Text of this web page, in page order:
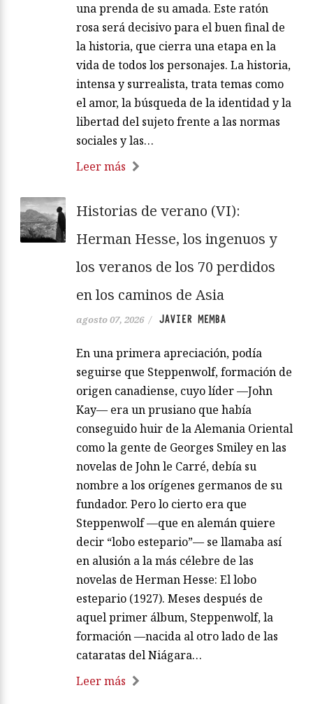
una prenda de su amada. Este ratón
rosa será decisivo para el buen final de
la historia, que cierra una etapa en la
vida de todos los personajes. La historia,
intensa y surrealista, trata temas como
el amor, la búsqueda de la identidad y la
libertad del sujeto frente a las normas
sociales y las…
Leer más
Historias de verano (VI):
Herman Hesse, los ingenuos y
los veranos de los 70 perdidos
en los caminos de Asia
agosto 07, 2026 / JAVIER MEMBA
En una primera apreciación, podía
seguirse que Steppenwolf, formación de
origen canadiense, cuyo líder —John
Kay— era un prusiano que había
conseguido huir de la Alemania Oriental
como la gente de Georges Smiley en las
novelas de John le Carré, debía su
nombre a los orígenes germanos de su
fundador. Pero lo cierto era que
Steppenwolf —que en alemán quiere
decir “lobo estepario”— se llamaba así
en alusión a la más célebre de las
novelas de Herman Hesse: El lobo
estepario (1927). Meses después de
aquel primer álbum, Steppenwolf, la
formación —nacida al otro lado de las
cataratas del Niágara…
Leer más